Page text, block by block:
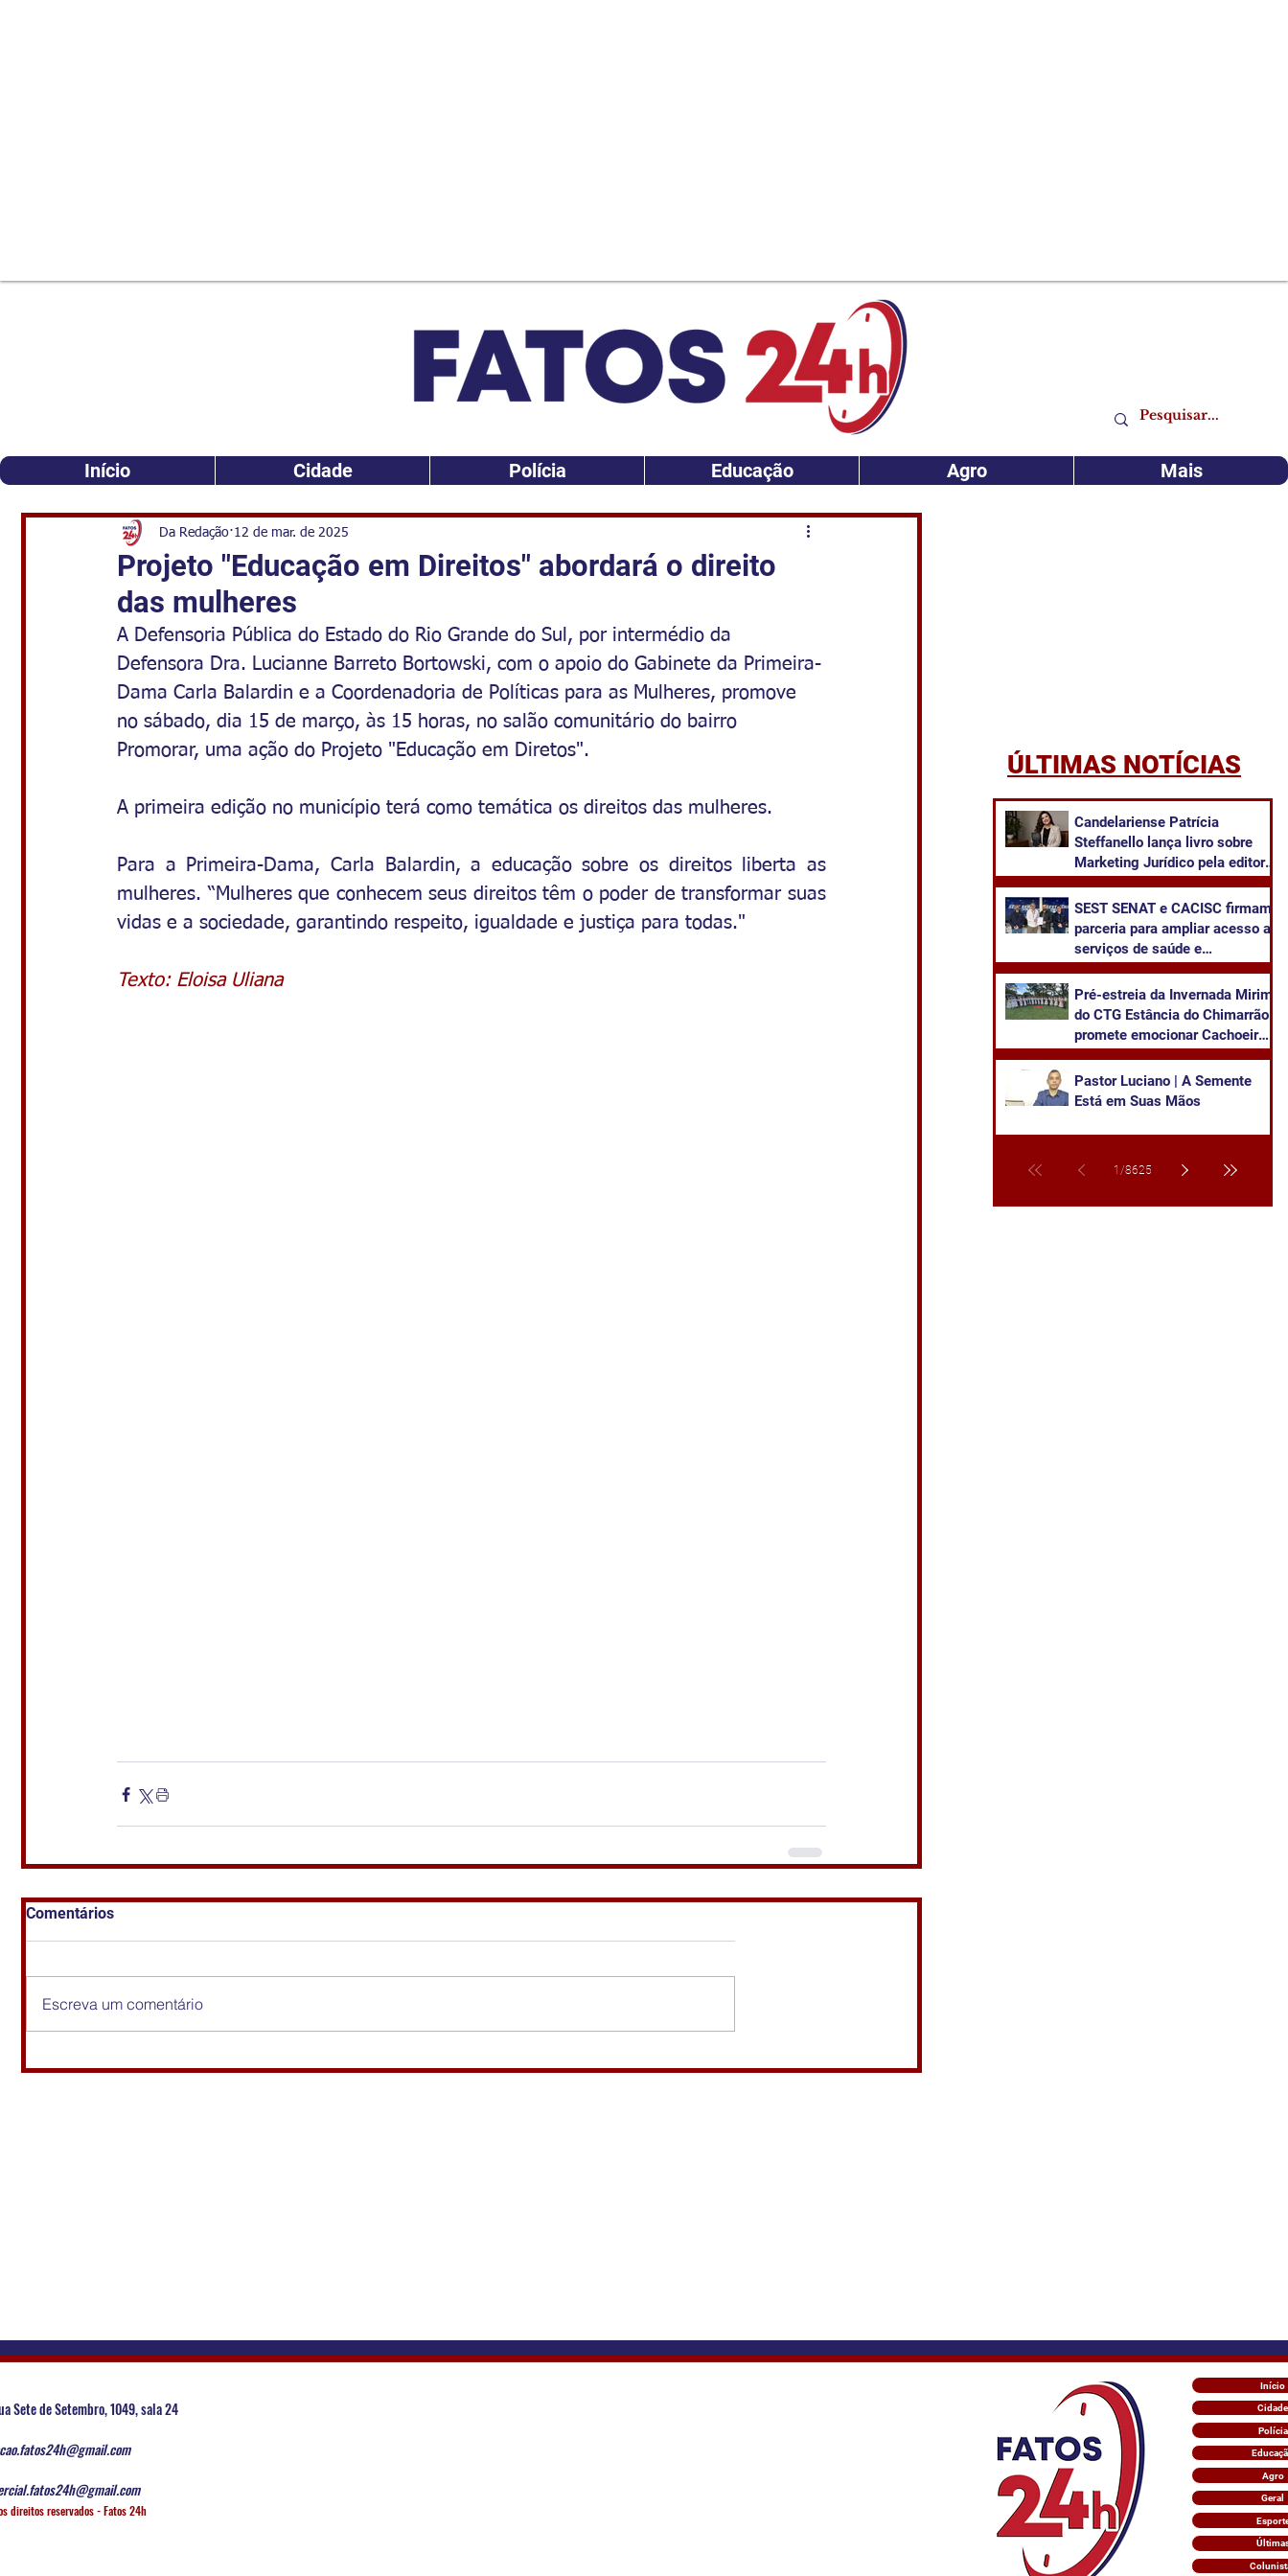
Início Cidade Polícia Educação Agro Mais
Projeto "Educação em Direitos" abordará o direito
das mulheres
Da Redação 12 de mar. de 2025
A Defensoria Pública do Estado do Rio Grande do Sul, por intermédio da
Defensora Dra. Lucianne Barreto Bortowski, com o apoio do Gabinete da Primeira-
Dama Carla Balardin e a Coordenadoria de Políticas para as Mulheres, promove
no sábado, dia 15 de março, às 15 horas, no salão comunitário do bairro
Promorar, uma ação do Projeto "Educação em Diretos".
A primeira edição no município terá como temática os direitos das mulheres.
Para a Primeira-Dama, Carla Balardin, a educação sobre os direitos liberta as
mulheres. “Mulheres que conhecem seus direitos têm o poder de transformar suas
vidas e a sociedade, garantindo respeito, igualdade e justiça para todas."
Texto: Eloisa Uliana
Comentários
Escreva um comentário
ÚLTIMAS NOTÍCIAS
Candelariense Patrícia
Steffanello lança livro sobre
Marketing Jurídico pela editora
SEST SENAT e CACISC firmam
parceria para ampliar acesso a
serviços de saúde e
Pré-estreia da Invernada Mirim
do CTG Estância do Chimarrão
promete emocionar Cachoeira
Pastor Luciano | A Semente
Está em Suas Mãos
1 /8625
Sete de Setembro, 1049, sala 24
direitos reservados - Fatos 24h
Início
Cidade
Polícia
Agro
Geral